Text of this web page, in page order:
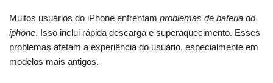
Muitos usuários do iPhone enfrentam problemas de bateria do
iphone. Isso inclui rápida descarga e superaquecimento. Esses
problemas afetam a experiência do usuário, especialmente em
modelos mais antigos.